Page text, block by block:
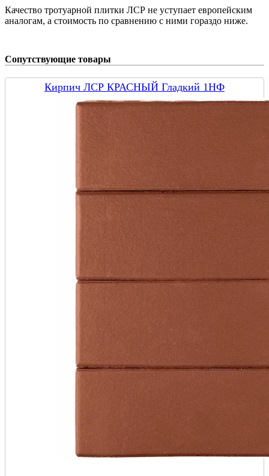
Качество тротуарной плитки ЛСР не уступает европейским
аналогам, а стоимость по сравнению с ними гораздо ниже.
Сопутствующие товары
Кирпич ЛСР КРАСНЫЙ Гладкий 1НФ